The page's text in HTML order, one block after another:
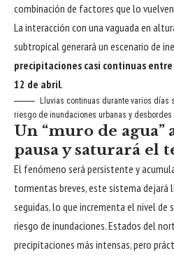
combinación de factores que lo
La interacción con una vaguada en
subtropical generará un escenario de
precipitaciones casi continuas
12 de abril.
Lluvias continuas durante varios días
riesgo de inundaciones urbanas y desbordes
Un “muro de agua”
pausa y saturará el
El fenómeno será persistente y
tormentas breves, este sistema dejará
seguidas, lo que incrementa el nivel de
riesgo de inundaciones. Estados del
precipitaciones más intensas, pero